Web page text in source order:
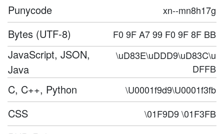
Punycode xn--mn8h17g
Bytes (UTF-8) F0 9F A7 99 F0 9F 8F BB
JavaScript, JSON,
Java
\uD83E\uDDD9\uD83C\u
DFFB
C, C++, Python \U0001f9d9\U0001f3fb
CSS \01F9D9 \01F3FB